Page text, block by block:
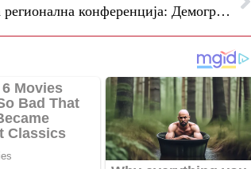
Гаши на регионална конференција: Демографските предизвици бараат долгорочни политики